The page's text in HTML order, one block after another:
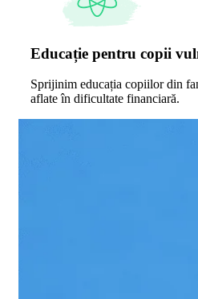
Educație pentru copii
Sprijinim educația copiilor din
aflate în dificultate financiară.